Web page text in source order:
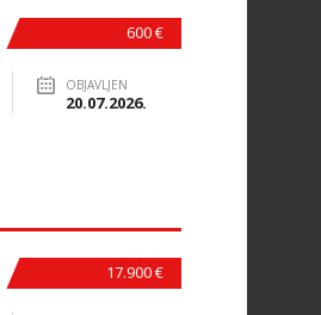
600 €
OBJAVLJEN
20.07.2026.
17.900 €